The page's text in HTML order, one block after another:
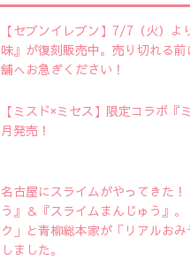
【セブンイレブン】7/7（火）よ
味』が復刻販売中。売り切れる
舗へお急ぎください！
【ミスド×ミセス】限定コラボ『
月発売！
名古屋にスライムがやってきた
う』＆『スライムまんじゅう』
ク」と青柳総本家が「リアルお
しました。